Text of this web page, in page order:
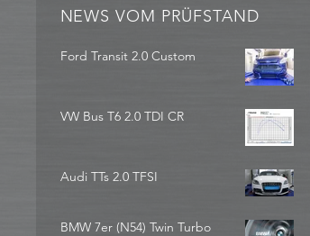
NEWS VOM PRÜFSTAND
Ford Transit 2.0 Custom
VW Bus T6 2.0 TDI CR
Audi TTs 2.0 TFSI
BMW 7er (N54) Twin Turbo